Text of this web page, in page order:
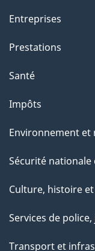
g
"
Entreprises
Prestations
Santé
Impôts
Environnement et
Sécurité nationale
Culture, histoire
Services de
Transport et